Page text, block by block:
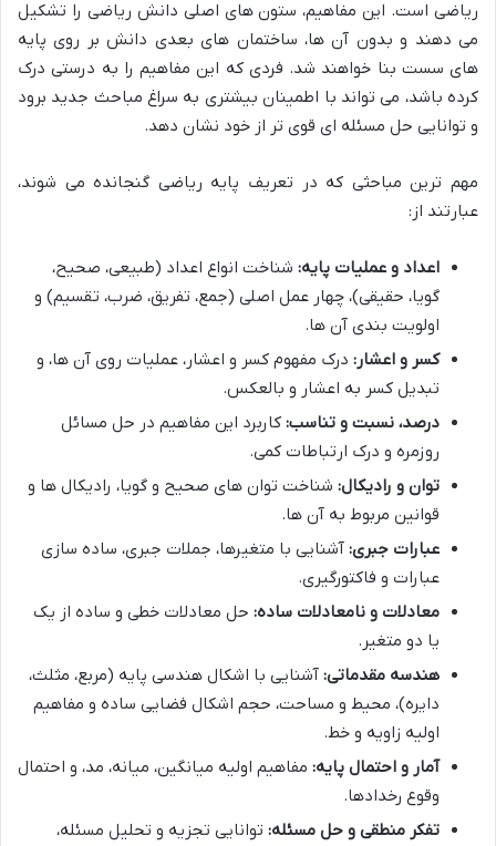
ریاضی است. این مفاهیم، ستون های اصلی دانش ریاضی را تشکیل
می دهند و بدون آن ها، ساختمان های بعدی دانش بر روی پایه
های سست بنا خواهند شد. فردی که این مفاهیم را به درستی درک
کرده باشد، می تواند با اطمینان بیشتری به سراغ مباحث جدید برود
و توانایی حل مسئله ای قوی تر از خود نشان دهد.
مهم ترین مباحثی که در تعریف پایه ریاضی گنجانده می شوند،
عبارتند از:
اعداد و عملیات پایه: شناخت انواع اعداد (طبیعی، صحیح،
گویا، حقیقی)، چهار عمل اصلی (جمع، تفریق، ضرب، تقسیم) و
اولویت بندی آن ها.
کسر و اعشار: درک مفهوم کسر و اعشار، عملیات روی آن ها، و
تبدیل کسر به اعشار و بالعکس.
درصد، نسبت و تناسب: کاربرد این مفاهیم در حل مسائل
روزمره و درک ارتباطات کمی.
توان و رادیکال: شناخت توان های صحیح و گویا، رادیکال ها و
قوانین مربوط به آن ها.
عبارات جبری: آشنایی با متغیرها، جملات جبری، ساده سازی
عبارات و فاکتورگیری.
معادلات و نامعادلات ساده: حل معادلات خطی و ساده از یک
یا دو متغیر.
هندسه مقدماتی: آشنایی با اشکال هندسی پایه (مربع، مثلث،
دایره)، محیط و مساحت، حجم اشکال فضایی ساده و مفاهیم
اولیه زاویه و خط.
آمار و احتمال پایه: مفاهیم اولیه میانگین، میانه، مد، و احتمال
وقوع رخدادها.
تفکر منطقی و حل مسئله: توانایی تجزیه و تحلیل مسئله،